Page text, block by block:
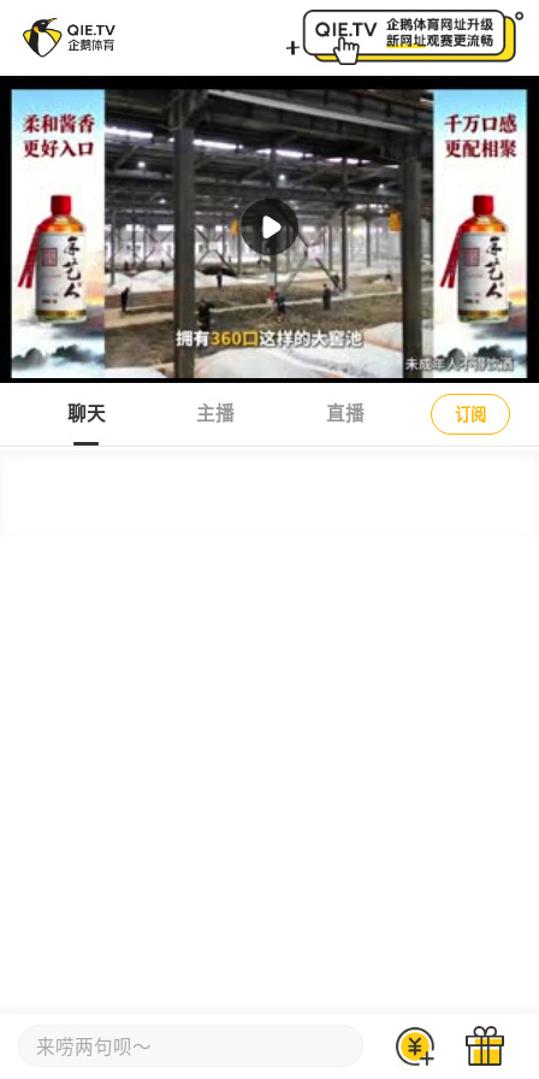
台球心语直播间_台球心语台球直播_台球心语台球比赛
聊天 主播 直播 订阅
来唠两句呗～